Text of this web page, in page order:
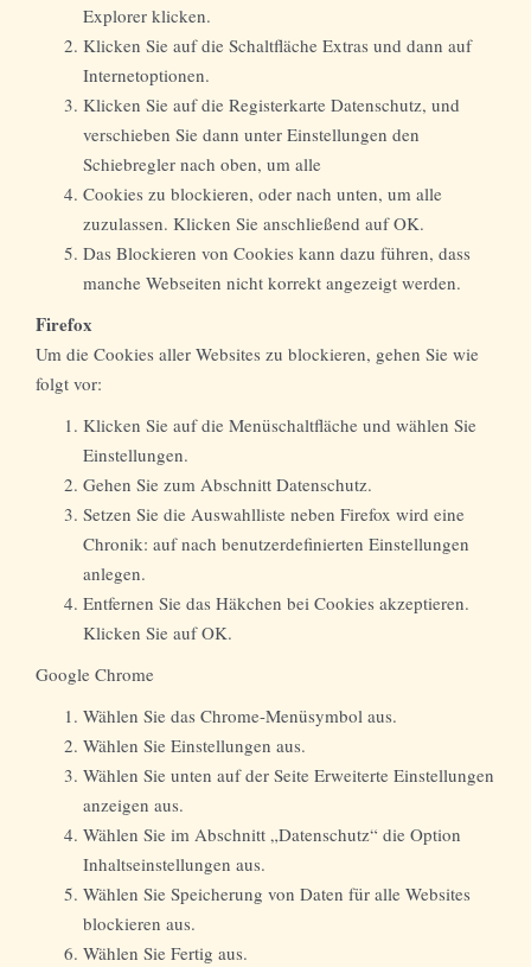
Explorer klicken.
Klicken Sie auf die Schaltfläche Extras und dann auf
Internetoptionen.
Klicken Sie auf die Registerkarte Datenschutz, und
verschieben Sie dann unter Einstellungen den
Schiebregler nach oben, um alle
Cookies zu blockieren, oder nach unten, um alle
zuzulassen. Klicken Sie anschließend auf OK.
Das Blockieren von Cookies kann dazu führen, dass
manche Webseiten nicht korrekt angezeigt werden.
Firefox
Um die Cookies aller Websites zu blockieren, gehen Sie wie
folgt vor:
Klicken Sie auf die Menüschaltfläche und wählen Sie
Einstellungen.
Gehen Sie zum Abschnitt Datenschutz.
Setzen Sie die Auswahlliste neben Firefox wird eine
Chronik: auf nach benutzerdefinierten Einstellungen
anlegen.
Entfernen Sie das Häkchen bei Cookies akzeptieren.
Klicken Sie auf OK.
Google Chrome
Wählen Sie das Chrome-Menüsymbol aus.
Wählen Sie Einstellungen aus.
Wählen Sie unten auf der Seite Erweiterte Einstellungen
anzeigen aus.
Wählen Sie im Abschnitt „Datenschutz“ die Option
Inhaltseinstellungen aus.
Wählen Sie Speicherung von Daten für alle Websites
blockieren aus.
Wählen Sie Fertig aus.